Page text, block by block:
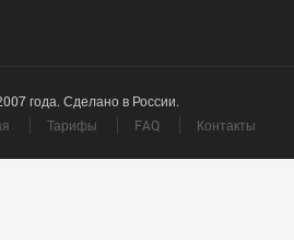
года. Сделано в России.
Тарифы FAQ Контакты